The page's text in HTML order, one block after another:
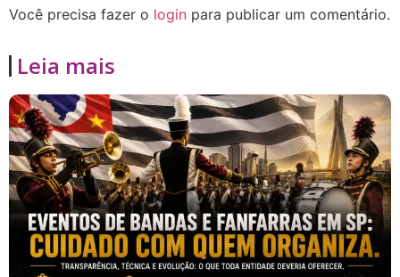
Você precisa fazer o login para publicar um comentário.
Leia mais